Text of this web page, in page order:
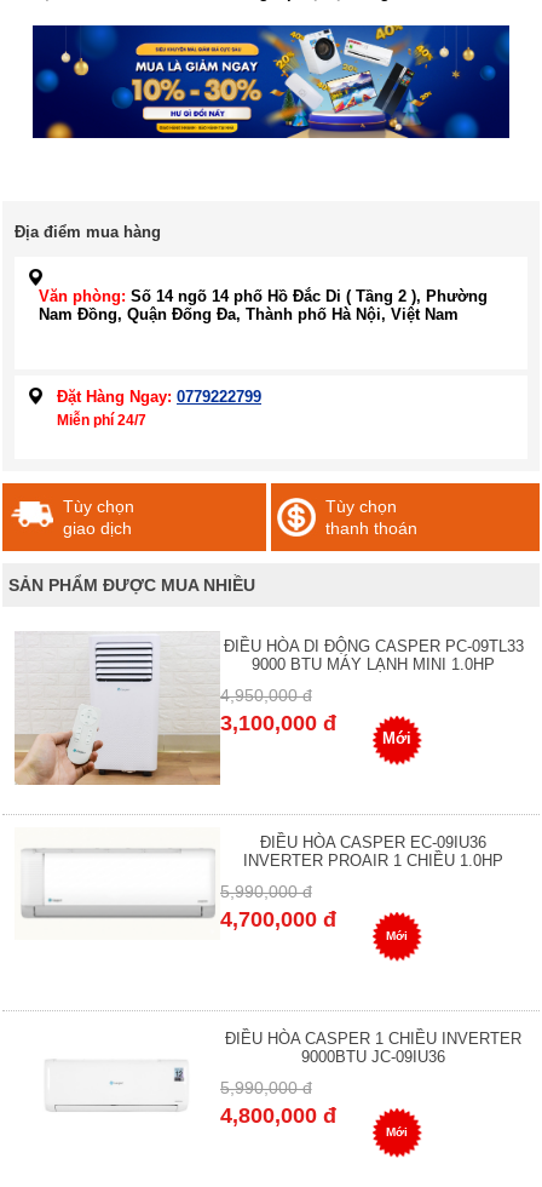
Địa điểm mua hàng
Văn phòng: Số 14 ngõ 14 phố Hồ Đắc Di ( Tầng 2 ), Phường
Nam Đồng, Quận Đống Đa, Thành phố Hà Nội, Việt Nam
Đặt Hàng Ngay: 0779222799
Miễn phí 24/7
Tùy chọn
giao dịch
Tùy chọn
thanh thoán
SẢN PHẨM ĐƯỢC MUA NHIỀU
ĐIỀU HÒA DI ĐỘNG CASPER PC-09TL33
9000 BTU MÁY LẠNH MINI 1.0HP
4,950,000 đ
3,100,000 đ
Mới
ĐIỀU HÒA CASPER EC-09IU36
INVERTER PROAIR 1 CHIỀU 1.0HP
5,990,000 đ
4,700,000 đ
Mới
ĐIỀU HÒA CASPER 1 CHIỀU INVERTER
9000BTU JC-09IU36
5,990,000 đ
4,800,000 đ
Mới